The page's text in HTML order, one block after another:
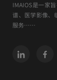
IMAIOS是一家
谱、医学影像、
服务……